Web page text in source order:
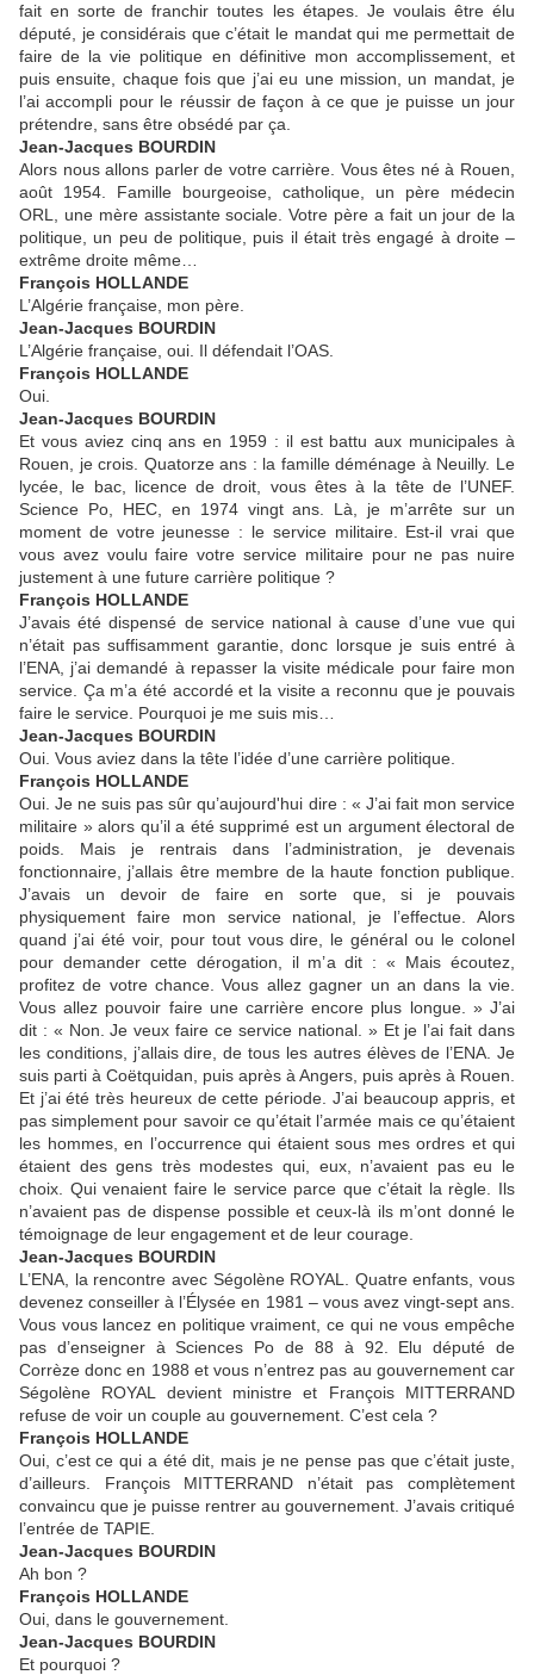
fait en sorte de franchir toutes les étapes. Je voulais être élu
député, je considérais que c’était le mandat qui me permettait de
faire de la vie politique en définitive mon accomplissement, et
puis ensuite, chaque fois que j’ai eu une mission, un mandat, je
l’ai accompli pour le réussir de façon à ce que je puisse un jour
prétendre, sans être obsédé par ça.
Jean-Jacques BOURDIN
Alors nous allons parler de votre carrière. Vous êtes né à Rouen,
août 1954. Famille bourgeoise, catholique, un père médecin
ORL, une mère assistante sociale. Votre père a fait un jour de la
politique, un peu de politique, puis il était très engagé à droite –
extrême droite même…
François HOLLANDE
L’Algérie française, mon père.
Jean-Jacques BOURDIN
L’Algérie française, oui. Il défendait l’OAS.
François HOLLANDE
Oui.
Jean-Jacques BOURDIN
Et vous aviez cinq ans en 1959 : il est battu aux municipales à
Rouen, je crois. Quatorze ans : la famille déménage à Neuilly. Le
lycée, le bac, licence de droit, vous êtes à la tête de l’UNEF.
Science Po, HEC, en 1974 vingt ans. Là, je m’arrête sur un
moment de votre jeunesse : le service militaire. Est-il vrai que
vous avez voulu faire votre service militaire pour ne pas nuire
justement à une future carrière politique ?
François HOLLANDE
J’avais été dispensé de service national à cause d’une vue qui
n’était pas suffisamment garantie, donc lorsque je suis entré à
l’ENA, j’ai demandé à repasser la visite médicale pour faire mon
service. Ça m’a été accordé et la visite a reconnu que je pouvais
faire le service. Pourquoi je me suis mis…
Jean-Jacques BOURDIN
Oui. Vous aviez dans la tête l’idée d’une carrière politique.
François HOLLANDE
Oui. Je ne suis pas sûr qu’aujourd'hui dire : « J’ai fait mon service
militaire » alors qu’il a été supprimé est un argument électoral de
poids. Mais je rentrais dans l’administration, je devenais
fonctionnaire, j’allais être membre de la haute fonction publique.
J’avais un devoir de faire en sorte que, si je pouvais
physiquement faire mon service national, je l’effectue. Alors
quand j’ai été voir, pour tout vous dire, le général ou le colonel
pour demander cette dérogation, il m’a dit : « Mais écoutez,
profitez de votre chance. Vous allez gagner un an dans la vie.
Vous allez pouvoir faire une carrière encore plus longue. » J’ai
dit : « Non. Je veux faire ce service national. » Et je l’ai fait dans
les conditions, j’allais dire, de tous les autres élèves de l’ENA. Je
suis parti à Coëtquidan, puis après à Angers, puis après à Rouen.
Et j’ai été très heureux de cette période. J’ai beaucoup appris, et
pas simplement pour savoir ce qu’était l’armée mais ce qu’étaient
les hommes, en l’occurrence qui étaient sous mes ordres et qui
étaient des gens très modestes qui, eux, n’avaient pas eu le
choix. Qui venaient faire le service parce que c’était la règle. Ils
n’avaient pas de dispense possible et ceux-là ils m’ont donné le
témoignage de leur engagement et de leur courage.
Jean-Jacques BOURDIN
L’ENA, la rencontre avec Ségolène ROYAL. Quatre enfants, vous
devenez conseiller à l’Élysée en 1981 – vous avez vingt-sept ans.
Vous vous lancez en politique vraiment, ce qui ne vous empêche
pas d’enseigner à Sciences Po de 88 à 92. Elu député de
Corrèze donc en 1988 et vous n’entrez pas au gouvernement car
Ségolène ROYAL devient ministre et François MITTERRAND
refuse de voir un couple au gouvernement. C’est cela ?
François HOLLANDE
Oui, c’est ce qui a été dit, mais je ne pense pas que c’était juste,
d’ailleurs. François MITTERRAND n’était pas complètement
convaincu que je puisse rentrer au gouvernement. J’avais critiqué
l’entrée de TAPIE.
Jean-Jacques BOURDIN
Ah bon ?
François HOLLANDE
Oui, dans le gouvernement.
Jean-Jacques BOURDIN
Et pourquoi ?